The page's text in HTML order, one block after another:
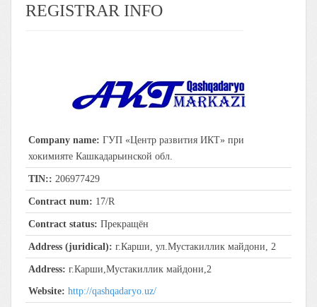
REGISTRAR INFO
Company name: ГУП «Центр развития ИКТ» при
хокимияте Кашкадарьинской обл.
TIN:: 206977429
Contract num: 17/R
Contract status: Прекращён
Address (juridical): г.Карши, ул.Мустакиллик майдони, 2
Address: г.Карши,Мустакиллик майдони,2
Website: http://qashqadaryo.uz/